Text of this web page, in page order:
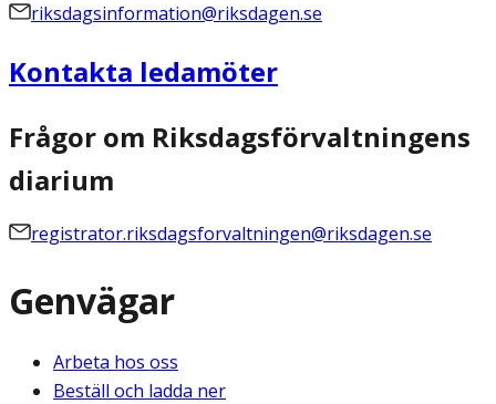
riksdagsinformation@riksdagen.se
Kontakta ledamöter
Frågor om Riksdagsförvaltningens
diarium
registrator.riksdagsforvaltningen@riksdagen.se
Genvägar
Arbeta hos oss
Beställ och ladda ner